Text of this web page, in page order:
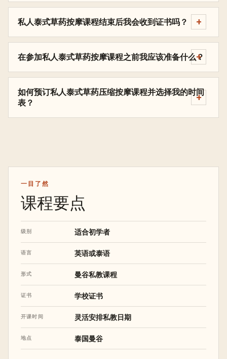
私人泰式草药按摩课程结束后我会收到证书吗？
在参加私人泰式草药按摩课程之前我应该准备什么？
如何预订私人泰式草药压缩按摩课程并选择我的时间
表？
一目了然
课程要点
级别 适合初学者
语言 英语或泰语
形式 曼谷私教课程
证书 学校证书
开课时间 灵活安排私教日期
地点 泰国曼谷